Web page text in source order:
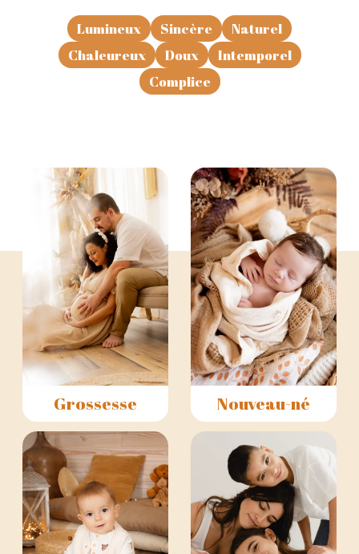
Lumineux Sincère
Naturel
Chaleureux
Doux
Intemporel
Complice
Grossesse Nouveau-né